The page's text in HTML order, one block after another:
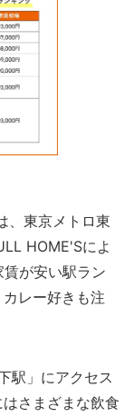
、東京メトロ東
HOME'Sによ
が安い駅ラン
レー好きも注
駅」にアクセス
さまざまな飲食